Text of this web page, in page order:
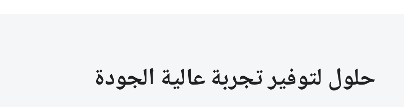
حلول لتوفير تجربة عالية الجودة